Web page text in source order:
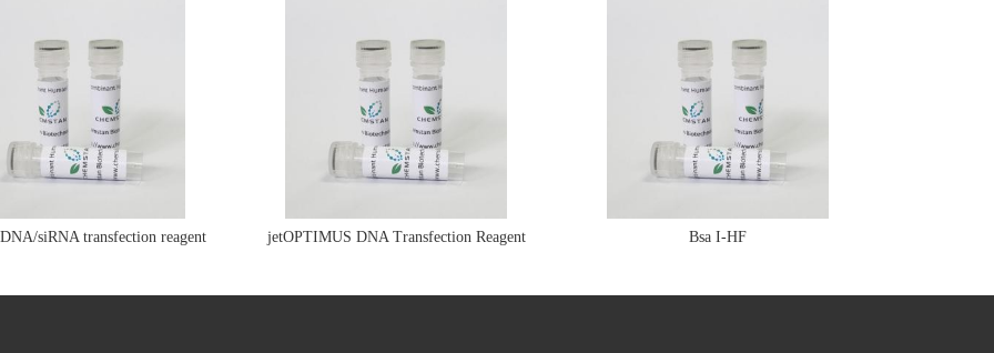
siRNA transfection reagent
jetOPTIMUS DNA Transfection Reagent Bsa I-HF